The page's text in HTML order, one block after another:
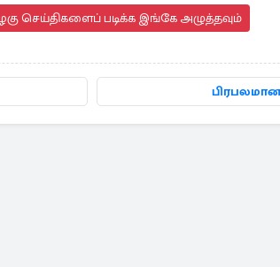
செய்திகளைப் படிக்க இங்கே அழுத்தவும்